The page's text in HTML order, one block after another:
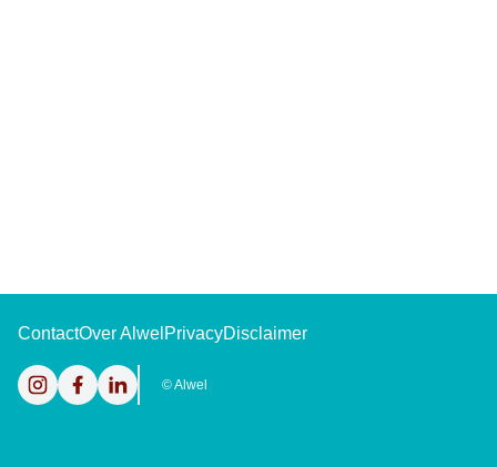
ContactOver Alwel PrivacyDisclaimer
Instagram
FacebookLinkedIn
©Alwel